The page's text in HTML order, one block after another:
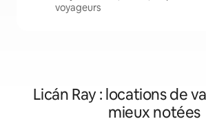
voyageurs
Licán Ray : locations de
mieux notées